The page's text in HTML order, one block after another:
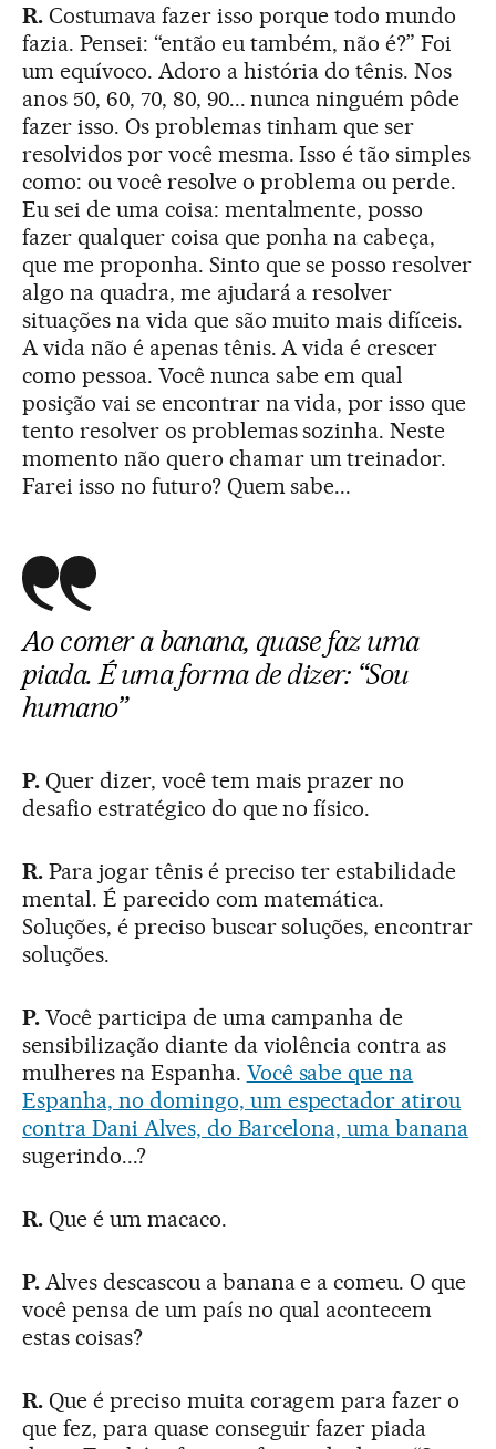
R.Costumava fazer isso porque todo mundo
fazia. Pensei: “então eu também, não é?” Foi
um equívoco. Adoro a história do tênis. Nos
anos 50, 60, 70, 80, 90... nunca ninguém pôde
fazer isso. Os problemas tinham que ser
resolvidos por você mesma. Isso é tão simples
como: ou você resolve o problema ou perde.
Eu sei de uma coisa: mentalmente, posso
fazer qualquer coisa que ponha na cabeça,
que me proponha. Sinto que se posso resolver
algo na quadra, me ajudará a resolver
situações na vida que são muito mais difíceis.
A vida não é apenas tênis. A vida é crescer
como pessoa. Você nunca sabe em qual
posição vai se encontrar na vida, por isso que
tento resolver os problemas sozinha. Neste
momento não quero chamar um treinador.
Farei isso no futuro? Quem sabe...
Ao comer a banana, quase faz uma
piada. É uma forma de dizer: “Sou
humano”
P.Quer dizer, você tem mais prazer no
desafio estratégico do que no físico.
R.Para jogar tênis é preciso ter estabilidade
mental. É parecido com matemática.
Soluções, é preciso buscar soluções, encontrar
soluções.
P.Você participa de uma campanha de
sensibilização diante da violência contra as
mulheres na Espanha. Você sabe que na
Espanha, no domingo, um espectador atirou
contra Dani Alves, do Barcelona, uma banana
sugerindo...?
R.Que é um macaco.
P.Alves descascou a banana e a comeu. O que
você pensa de um país no qual acontecem
estas coisas?
R.Que é preciso muita coragem para fazer o
que fez, para quase conseguir fazer piada